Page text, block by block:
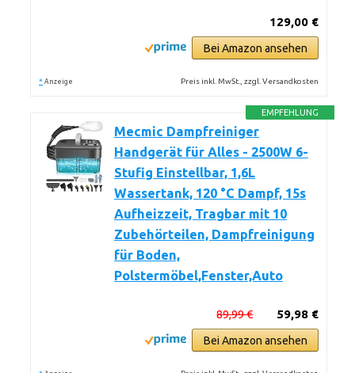
129,00 €
Bei Amazon ansehen
* Anzeige Preis inkl. MwSt., zzgl. Versandkosten
EMPFEHLUNG
Mecmic Dampfreiniger
Handgerät für Alles - 2500W 6-
Stufig Einstellbar, 1,6L
Wassertank, 120 °C Dampf, 15s
Aufheizzeit, Tragbar mit 10
Zubehörteilen, Dampfreinigung
für Boden,
Polstermöbel,Fenster,Auto
59,98 €
89,99 €
Bei Amazon ansehen